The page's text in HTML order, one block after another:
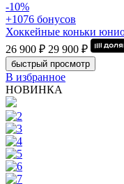
-10%
+1076 бонусов
Хоккейные коньки
26 900 ₽ 29 900 ₽
быстрый просмотр
В избранное
НОВИНКА